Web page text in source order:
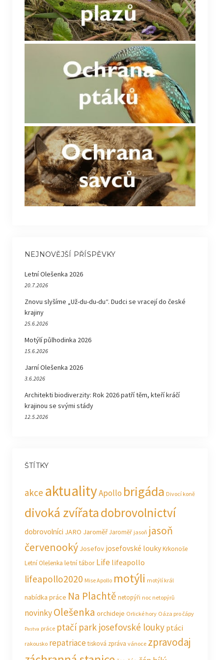
NEJNOVĚJŠÍ PŘÍSPĚVKY
Letní Olešenka 2026
20.7.2026
Znovu slyšíme „Už-du-du-du“. Dudci se vracejí do české
krajiny
25.6.2026
Motýlí půlhodinka 2026
15.6.2026
Jarní Olešenka 2026
3.6.2026
Architekti biodiverzity: Rok 2026 patří těm, kteří kráčí
krajinou se svými stády
12.5.2026
ŠTÍTKY
akce aktualityApollo brigáda Divocí koně
divoká zvířatadobrovolnictví
dobrovolníci JARO JaroměřJaroměř jasoň jasoň
červenooký Josefov josefovské loukyKrkonoše
Letní Olešenka letní tábor Life lifeapollo
lifeapollo2020 Mise Apollo motýli motýlí král
nabídka práce Na Plachtě netopýři noc netopýrů
novinkyOlešenka orchideje Orlické hory Oáza pro čápy
Pastva práce ptačí park josefovské louky ptáci
rakousko repatriacetisková zpráva vánoce zpravodaj